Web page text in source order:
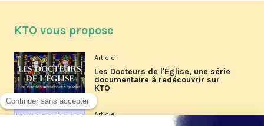
KTO vous propose
Article
Les Docteurs de l'Église, une série
documentaire à redécouvrir sur
KTO
Article